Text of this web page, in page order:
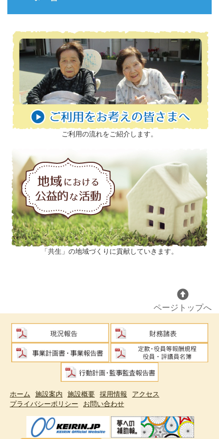
ご利用の流れをご紹介します。
「共生」の地域づくりに貢献していきます。
ページトップへ
ホーム 施設案内 施設概要 採用情報
アクセス
プライバシーポリシー
お問い合わせ